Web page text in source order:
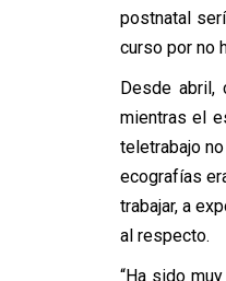
postnatal
curso por no
Desde abril,
mientras el
teletrabajo
ecografías
trabajar, a
al respecto.
“Ha sido